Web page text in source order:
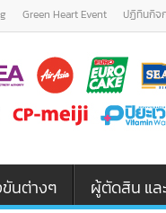
Green Heart Event ปฏิทินกิจ
นต่างๆ ผู้ตัดสิน แล